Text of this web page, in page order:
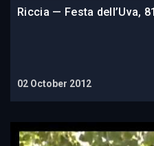
Riccia — Festa dell’Uva,
02 October 2012